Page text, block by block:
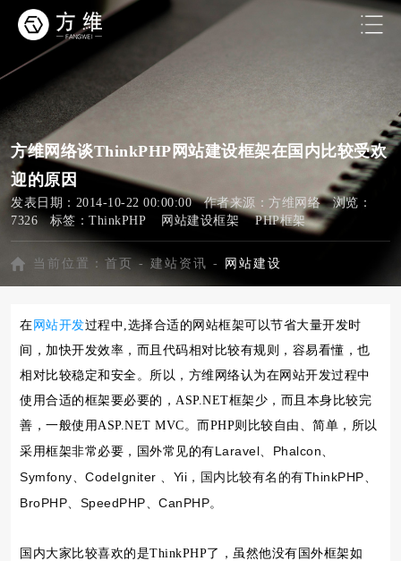
方维网络谈ThinkPHP网站建设框架在国内比较受欢
迎的原因
发表日期：2014-10-22 00:00:00 作者来源：方维网络 浏览：
7326 标签： ThinkPHP 网站建设框架 PHP框架
当前位置： 首页 - 建站资讯 - 网站建设
在 网站开发过程中,选择合适的网站框架可以节省大量开发时
间，加快开发效率，而且代码相对比较有规则，容易看懂，也
相对比较稳定和安全。所以，方维网络认为在网站开发过程中
使用合适的框架要必要的，ASP.NET框架少，而且本身比较完
善，一般使用ASP.NET MVC。而PHP则比较自由、简单，所以
采用框架非常必要，国外常见的有Laravel、Phalcon、
Symfony、CodeIgniter 、Yii，国内比较有名的有ThinkPHP、
BroPHP、SpeedPHP、CanPHP。
国内大家比较喜欢的是ThinkPHP了，虽然他没有国外框架如